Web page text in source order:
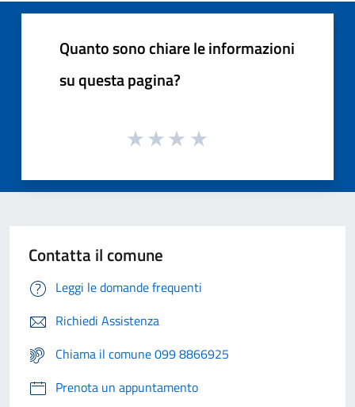
Quanto sono chiare le informazioni
su questa pagina?
Contatta il comune
Leggi le domande frequenti
Richiedi Assistenza
Chiama il comune 099 8866925
Prenota un appuntamento